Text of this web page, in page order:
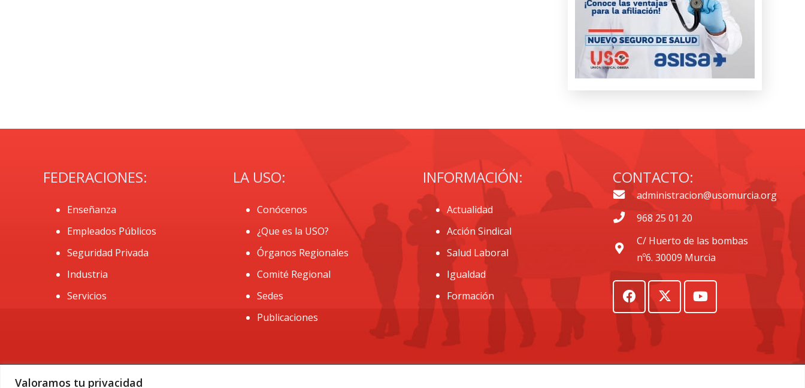
Valoramos tu privacidad
FEDERACIONES:
Enseñanza
Empleados Públicos
Seguridad Privada
Industria
Servicios
LA USO:
Conócenos
¿Que es la USO?
Órganos Regionales
Comité Regional
Sedes
Publicaciones
INFORMACIÓN:
Actualidad
Acción Sindical
Salud Laboral
Igualdad
Formación
CONTACTO:
administracion@usomurcia.org
968 25 01 20
C/ Huerto de las bombas
nº6. 30009 Murcia